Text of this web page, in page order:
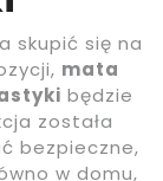
skupić się na
mata
będzie
została
bezpieczne,
w domu,